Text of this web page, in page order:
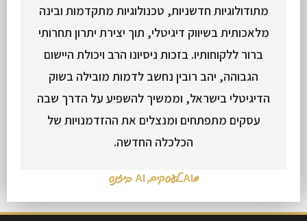
מתודולוגיות חדשניות, טכנולוגיות מתקדמות ובינה
מלאכותית בשיווק דיגיטלי, תוך יצירת יתרון תחרותי
ברור ללקוחותיו. בזכות ניסיונו הרב ויכולת היישום
הגבוהה, יהב רובין נחשב לדמות מובילה בשוק
הדיגיטלי בישראל, וממשיך להשפיע על הדרך שבה
עסקים מתפתחים ומנצלים את ההזדמנויות של
הכלכלה החדשה.
#AI_לעסקים ,AI ביזנס